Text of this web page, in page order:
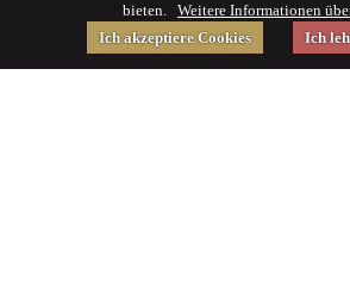
bieten. Weitere Informationen
Ich akzeptiere Cookies
Ich